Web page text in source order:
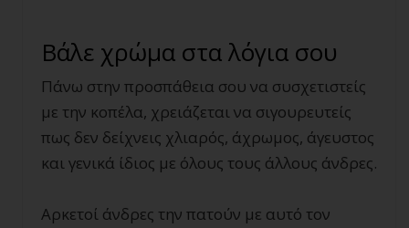
Βάλε χρώμα στα λόγια σου
Πάνω στην προσπάθεια σου να συσχετιστείς
με την κοπέλα, χρειάζεται να σιγουρευτείς
πως δεν δείχνεις χλιαρός, άχρωμος, άγευστος
και γενικά ίδιος με όλους τους άλλους άνδρες.
Αρκετοί άνδρες την πατούν με αυτό τον